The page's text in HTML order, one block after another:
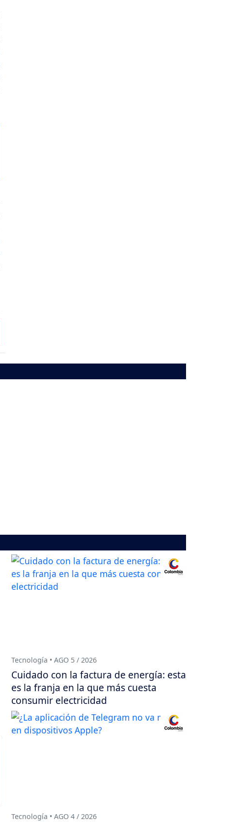
Tecnología • AGO 5 / 2026
Cuidado con la factura de energía: esta
es la franja en la que más cuesta
consumir electricidad
Tecnología • AGO 4 / 2026